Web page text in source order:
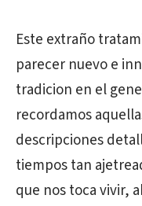
Este extraño
parecer nuevo e
tradicion en el
recordamos
descripciones
tiempos tan
que nos toca vivir,